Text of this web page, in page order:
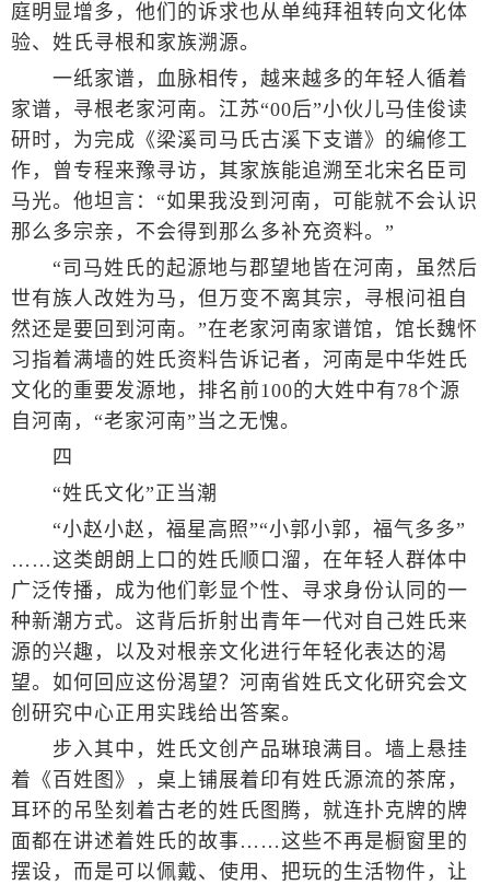
庭明显增多，他们的诉求也从单纯拜祖转向文化体
验、姓氏寻根和家族溯源。
一纸家谱，血脉相传，越来越多的年轻人循着
家谱，寻根老家河南。江苏“00后”小伙儿马佳俊读
研时，为完成《梁溪司马氏古溪下支谱》的编修工
作，曾专程来豫寻访，其家族能追溯至北宋名臣司
马光。他坦言：“如果我没到河南，可能就不会认识
那么多宗亲，不会得到那么多补充资料。”
“司马姓氏的起源地与郡望地皆在河南，虽然后
世有族人改姓为马，但万变不离其宗，寻根问祖自
然还是要回到河南。”在老家河南家谱馆，馆长魏怀
习指着满墙的姓氏资料告诉记者，河南是中华姓氏
文化的重要发源地，排名前100的大姓中有78个源
自河南，“老家河南”当之无愧。
四
“姓氏文化”正当潮
“小赵小赵，福星高照”“小郭小郭，福气多多”
……这类朗朗上口的姓氏顺口溜，在年轻人群体中
广泛传播，成为他们彰显个性、寻求身份认同的一
种新潮方式。这背后折射出青年一代对自己姓氏来
源的兴趣，以及对根亲文化进行年轻化表达的渴
望。如何回应这份渴望？河南省姓氏文化研究会文
创研究中心正用实践给出答案。
步入其中，姓氏文创产品琳琅满目。墙上悬挂
着《百姓图》，桌上铺展着印有姓氏源流的茶席，
耳环的吊坠刻着古老的姓氏图腾，就连扑克牌的牌
面都在讲述着姓氏的故事……这些不再是橱窗里的
摆设，而是可以佩戴、使用、把玩的生活物件，让